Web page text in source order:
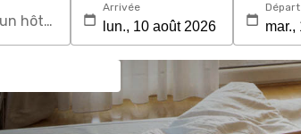
Recherchez une destination ou un hôtel
Arrivée Départ